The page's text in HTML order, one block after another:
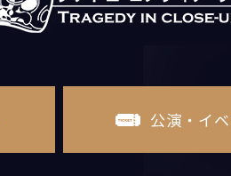
公演・イ